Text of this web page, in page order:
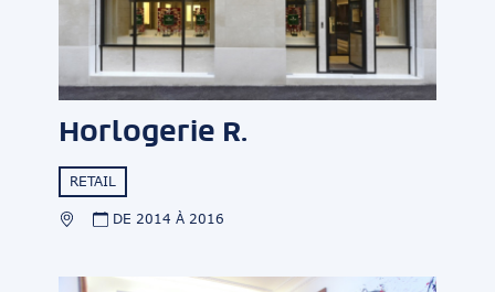
Horlogerie R.
RETAIL
DE 2014 À 2016